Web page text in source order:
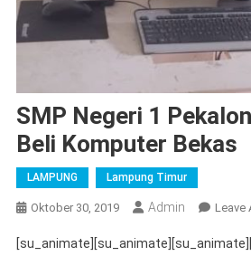
SMP Negeri 1
Beli Komputer Bekas
LAMPUNG Lampung Timur
Oktober 30, 2019 Admin Leave